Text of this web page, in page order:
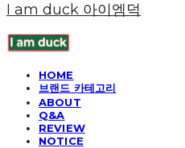
I am duck 아이엠덕
HOME
브랜드 카테고리
ABOUT
Q&A
REVIEW
NOTICE